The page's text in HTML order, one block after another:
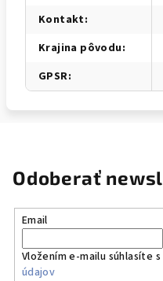
Kontakt:
Krajina pôvodu:
GPSR:
Odoberať
Email
Vložením e-mailu súhlasíte s
údajov